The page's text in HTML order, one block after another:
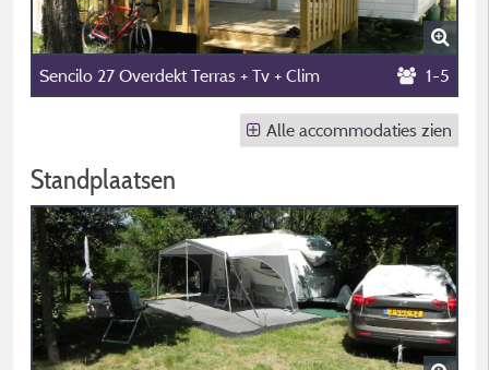
Sencilo 27 Overdekt Terras + Tv + Clim 1-5
Alle accommodaties zien
Standplaatsen